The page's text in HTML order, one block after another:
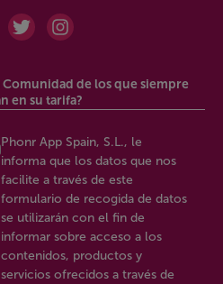
Comunidad de los que siempre
en su tarifa?
Phonr App Spain, S.L., le
informa que los datos que nos
facilite a través de este
formulario de recogida de datos
se utilizarán con el fin de
informar sobre acceso a los
contenidos, productos y
servicios ofrecidos a través de